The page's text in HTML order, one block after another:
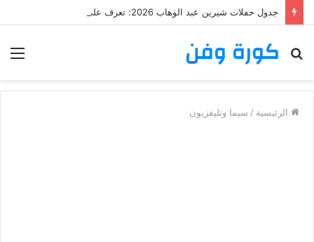
كورة وفن
بحث
الرئيسية / سيما وتليفزيون